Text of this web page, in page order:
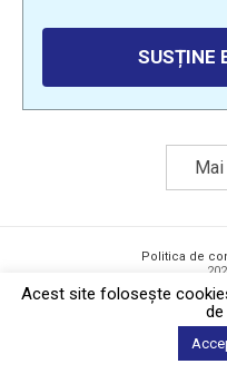
SUSȚINE
Politica de
Acest site foloseşte
de